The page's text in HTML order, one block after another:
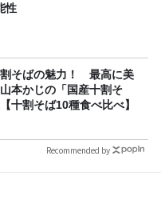
性
そばの魅力！ 最高に美
本かじの「国産十割そ
十割そば10種食べ比べ】
Recommended by